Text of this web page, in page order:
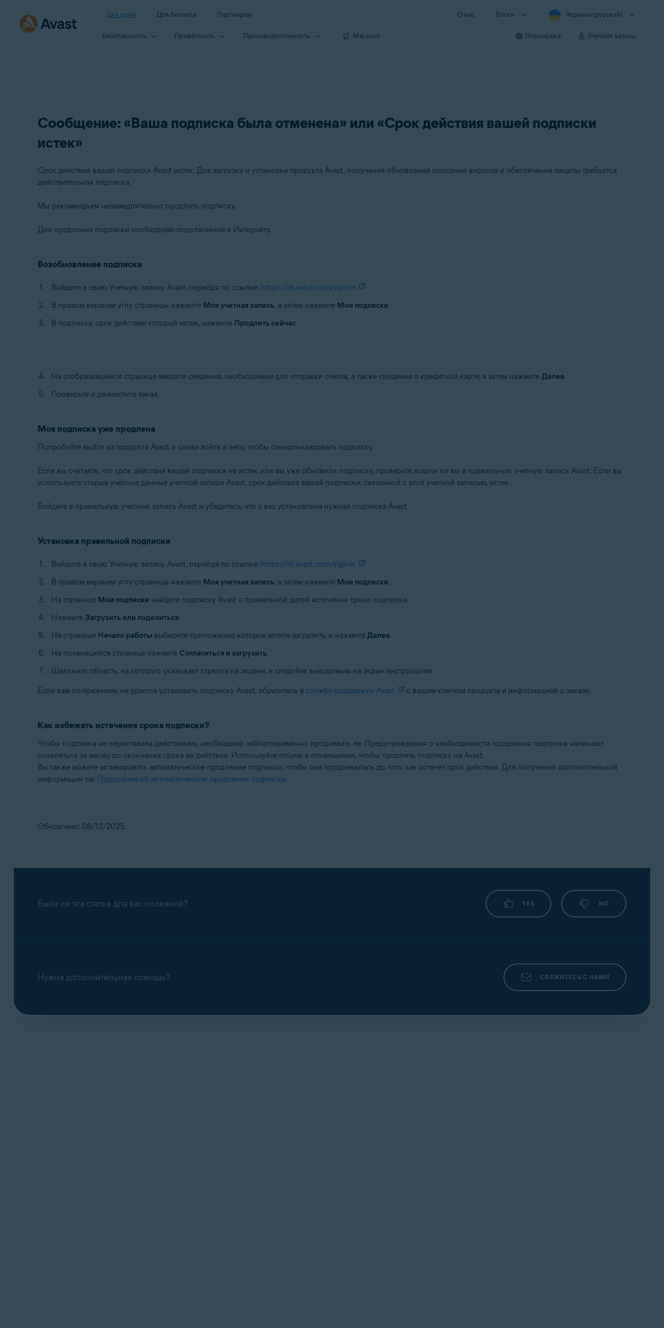
Для дома Для бизнеса Партнерам О нас Блоги Украина (русский)
Безопасность Приватность Производи­тельность Магазин Поддержка Учетная запись
Сообщение: «Ваша подписка была отменена» или «Срок действия вашей подписки
истек»
Срок действия вашей подписки Avast истек. Для загрузки и установки продукта Avast, получения обновлений описаний вирусов и обеспечения защиты требуется
действительная подписка.
Мы рекомендуем незамедлительно продлить подписку.
Для продления подписки необходимо подключение к Интернету.
Возобновление подписки
Войдите в свою Учетную запись Avast, перейдя по ссылке: https://id.avast.com/sign-in
В правом верхнем углу страницы нажмите Моя учетная запись, а затем нажмите Мои подписки.
В подписке, срок действия которой истек, нажмите Продлить сейчас.
На отобразившейся странице введите сведения, необходимые для отправки счетов, а также сведения о кредитной карте, а затем нажмите Далее.
Проверьте и разместите заказ.
Моя подписка уже продлена
Попробуйте выйти из продукта Avast и снова войти в него, чтобы синхронизировать подписку.
Если вы считаете, что срок действия вашей подписки не истек или вы уже обновили подписку, проверьте, вошли ли вы в правильную учетную запись Avast. Если вы
используете старые учётные данные учетной записи Avast, срок действия вашей подписки, связанной с этой учетной записью, истек.
Войдите в правильную учетную запись Avast и убедитесь, что у вас установлена нужная подписка Avast.
Установка правильной подписки
Войдите в свою Учетную запись Avast, перейдя по ссылке: https://id.avast.com/sign-in
В правом верхнем углу страницы нажмите Моя учетная запись, а затем нажмите Мои подписки.
На странице Мои подписки найдите подписку Avast с правильной датой истечения срока подписки.
Нажмите Загрузить или поделиться.
На странице Начало работы выберите приложение, которое хотите загрузить, и нажмите Далее.
На появившейся странице нажмите Согласиться и загрузить.
Щелкните область, на которую указывает стрелка на экране, и следуйте выводимым на экран инструкциям.
Если вам по-прежнему не удается установить подписку Avast, обратитесь в службу поддержки Avast с вашим ключом продукта и информацией о заказе.
Как избежать истечения срока подписки?
Чтобы подписка не переставала действовать, необходимо заблаговременно продлевать ее. Предупреждения о необходимости продления подписки начинают
появляться за месяц до окончания срока ее действия. Используйте опцию в оповещении, чтобы продлить подписку на Avast.
Вы также можете активировать автоматическое продление подписки, чтобы она продлевалась до того, как истечет срок действия. Для получения дополнительной
информации см. Подробнее об автоматическом продлении подписки.
Обновлено: 08/12/2025
Была ли эта статья для вас полезной? YES NO
Нужна дополнительная помощь? СВЯЖИТЕСЬ С НАМИ